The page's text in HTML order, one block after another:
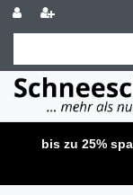
bis zu 25%